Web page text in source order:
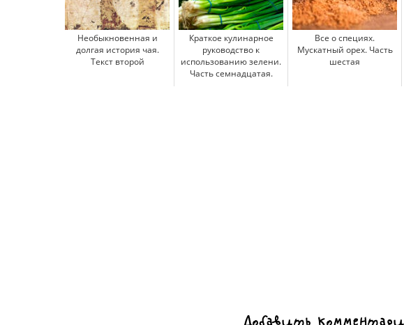
Необыкновенная и
долгая история чая.
Текст второй
Краткое кулинарное
руководство к
использованию зелени.
Часть семнадцатая.
Все о специях.
Мускатный орех. Часть
шестая
Добавить